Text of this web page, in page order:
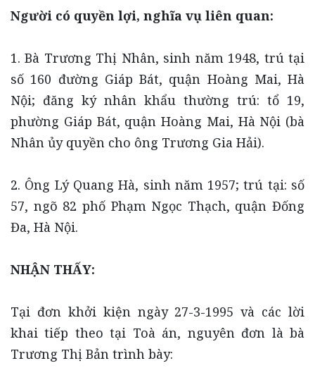
Người có quyền lợi, nghĩa vụ liên quan:
1. Bà Trương Thị Nhân, sinh năm 1948, trú tại
số 160 đường Giáp Bát, quận Hoàng Mai, Hà
Nội; đăng ký nhân khẩu thường trú: tổ 19,
phường Giáp Bát, quận Hoàng Mai, Hà Nội (bà
Nhân ủy quyền cho ông Trương Gia Hải).
2. Ông Lý Quang Hà, sinh năm 1957; trú tại: số
57, ngõ 82 phố Phạm Ngọc Thạch, quận Đống
Đa, Hà Nội.
NHẬN THẤY:
Tại đơn khởi kiện ngày 27-3-1995 và các lời
khai tiếp theo tại Toà án, nguyên đơn là bà
Trương Thị Bản trình bày: